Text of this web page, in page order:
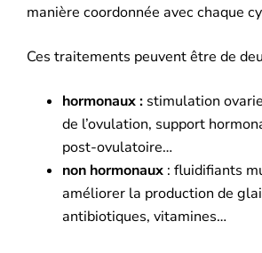
manière coordonnée avec chaque
Ces traitements peuvent être de
hormonaux : stimulation
de l’ovulation, support
post-ovulatoire…
non hormonaux : fluidifiants
améliorer la production de
antibiotiques, vitamines…